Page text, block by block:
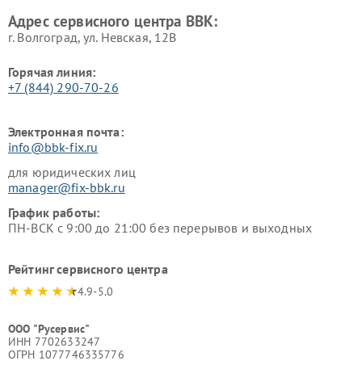
Адрес сервисного центра BBK:
г. Волгоград, ул. Невская, 12В
Горячая линия:
+7 (844) 290-70-26
Электронная почта:
info@bbk-fix.ru
для юридических лиц
manager@fix-bbk.ru
График работы:
ПН-ВСК с 9:00 до 21:00 без перерывов и выходных
Рейтинг сервисного центра
4.9-5.0
ООО "Русервис"
ИНН 7702633247
ОГРН 1077746335776